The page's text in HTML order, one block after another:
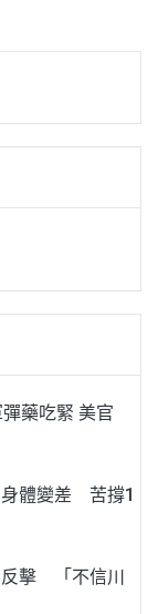
藥吃緊 美官
身體變差 苦撐1
擊 「不信川